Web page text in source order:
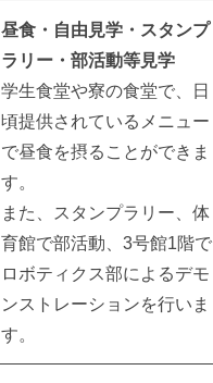
昼食・自由見学・スタンプ
ラリー・部活動等見学
学生食堂や寮の食堂で、日
頃提供されているメニュー
で昼食を摂ることができま
す。
また、スタンプラリー、体
育館で部活動、3号館1階で
ロボティクス部によるデモ
ンストレーションを行いま
す。